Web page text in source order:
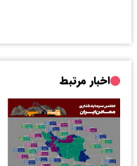
اخبار مرتبط